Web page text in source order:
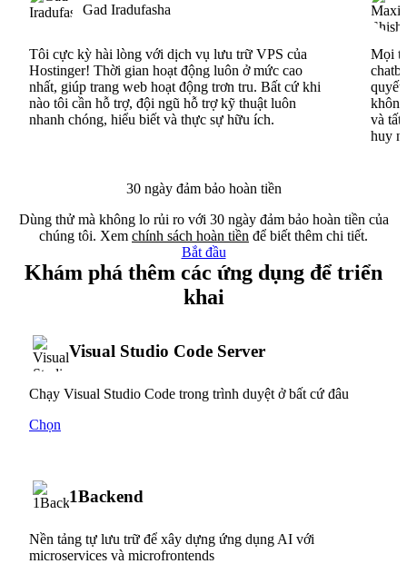
Gad Iradufasha
Tôi cực kỳ hài lòng với dịch vụ lưu trữ VPS của
Hostinger! Thời gian hoạt động luôn ở mức cao
nhất, giúp trang web hoạt động trơn tru. Bất cứ khi
nào tôi cần hỗ trợ, đội ngũ hỗ trợ kỹ thuật luôn
nhanh chóng, hiểu biết và thực sự hữu ích.
Mọi
quyết
và tất
huy
30 ngày đảm bảo hoàn tiền
Dùng thử mà không lo rủi ro với 30 ngày đảm bảo hoàn tiền của
chúng tôi. Xem chính sách hoàn tiền để biết thêm chi tiết.
Bắt đầu
Khám phá thêm các ứng dụng để triển
khai
Visual Studio Code Server
Chạy Visual Studio Code trong trình duyệt ở bất cứ đâu
Chọn
1Backend
Nền tảng tự lưu trữ để xây dựng ứng dụng AI với
microservices và microfrontends